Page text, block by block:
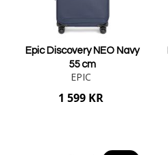
Epic Discovery NEO Navy
55 cm
EPIC
1 599 KR